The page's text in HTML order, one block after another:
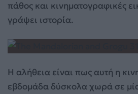
πάθος και κινηματογραφικές
γράψει ιστορία.
Η αλήθεια είναι πως αυτή η
εβδομάδα δύσκολα χωρά σε